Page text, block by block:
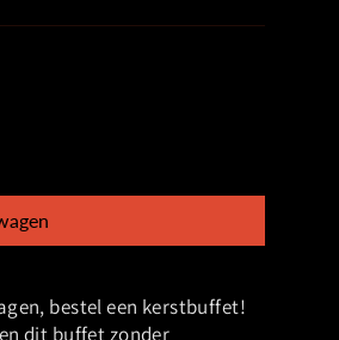
bestel een kerstbuffet!
dit buffetzonder